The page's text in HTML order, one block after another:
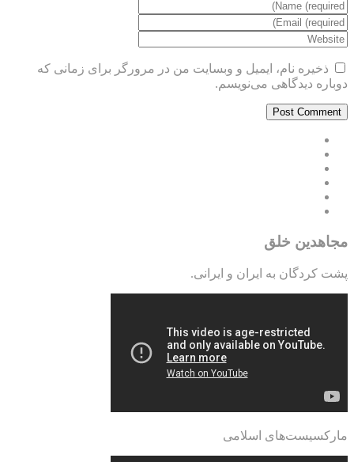
ذخیره نام، ایمیل و وبسایت من در مرورگر برای زمانی که
دوباره دیدگاهی می‌نویسم.
مجاهدین خلق
پشت کردگان به ایران و ایرانی.
مارکسیست‌های اسلامی